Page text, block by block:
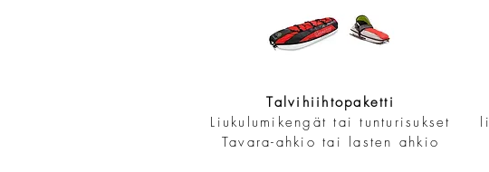
Talvihiihtopaketti
Liukulumikengät tai tunturisukset
Tavara-ahkio tai lasten ahkio